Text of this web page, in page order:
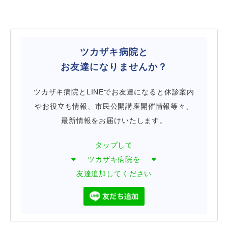
ツカザキ病院と
お友達になりませんか？
ツカザキ病院とLINEでお友達になると休診案内
やお役立ち情報、市民公開講座開催情報等々、
最新情報をお届けいたします。
タップして
ツカザキ病院を
友達追加してください